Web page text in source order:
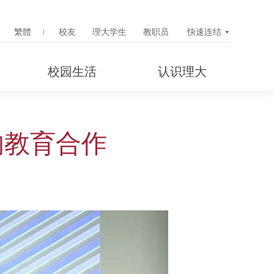
Popup
繁體 校友 理大学生 教职员 快速连结
校园生活 认识理大
育合作